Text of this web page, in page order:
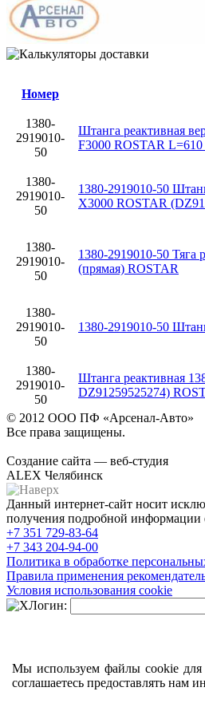
Номер
1380-
2919010-
50
Штанга реактивная
F3000 ROSTAR
1380-
2919010-
50
1380-2919010-50
X3000 ROSTAR
1380-
2919010-
50
1380-2919010-50 Тяга
(прямая) ROSTAR
1380-
2919010-
50
1380-2919010-50
1380-
2919010-
50
Штанга реактивная
DZ91259525274)
© 2012 ООО ПФ «Арсенал-Авто»
Все права защищены.
Создание сайта — веб-студия
ALEX Челябинск
Данный интернет-сайт носит
получения подробной информации
+7 351 729-83-64
+7 343 204-94-00
Политика в обработке
Правила применения
Условия использования cookie
Логин:
Мы используем файлы cookie для
соглашаетесь предоставлять